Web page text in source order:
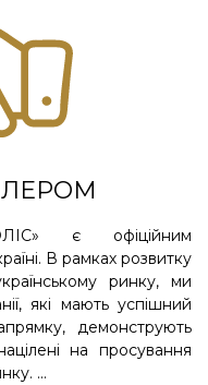
є офіційним
В рамках розвитку
ринку, ми
які мають успішний
демонструють
на просування
...